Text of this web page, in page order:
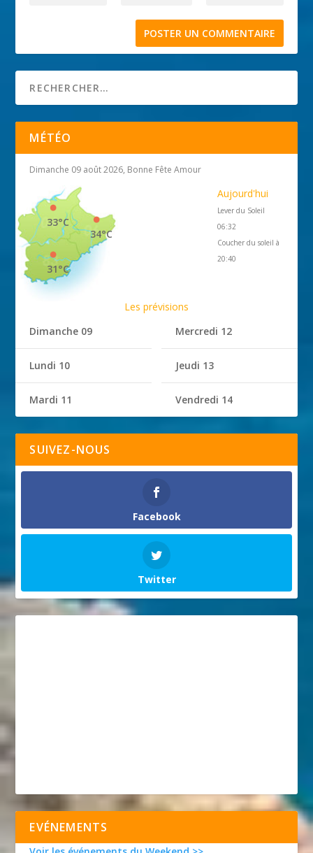
MÉTÉO
Dimanche 09 août 2026, Bonne Fête Amour
34°C
33°C
31°C
Aujourd'hui
Lever du Soleil
06:32
Coucher du soleil à
20:40
Les prévisions
Dimanche 09
Lundi 10
Mardi 11
Mercredi 12
Jeudi 13
Vendredi 14
SUIVEZ-NOUS
Facebook
Twitter
EVÉNEMENTS